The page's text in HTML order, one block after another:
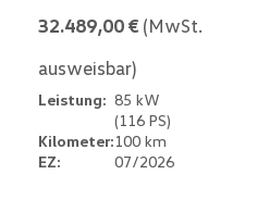
32.489,00 € (MwSt.
ausweisbar)
Leistung: 85 kW
(116 PS)
Kilometer:100 km
EZ:
07/2026